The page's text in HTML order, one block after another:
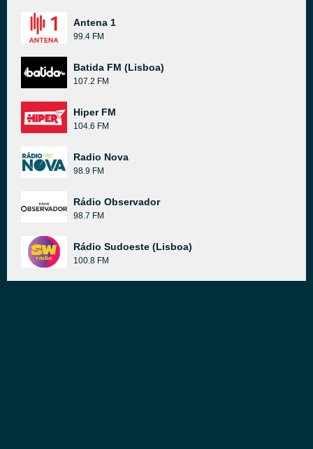
Antena 1
99.4 FM
Batida FM (Lisboa)
107.2 FM
Hiper FM
104.6 FM
Radio Nova
98.9 FM
Rádio Observador
98.7 FM
Rádio Sudoeste (Lisboa)
100.8 FM